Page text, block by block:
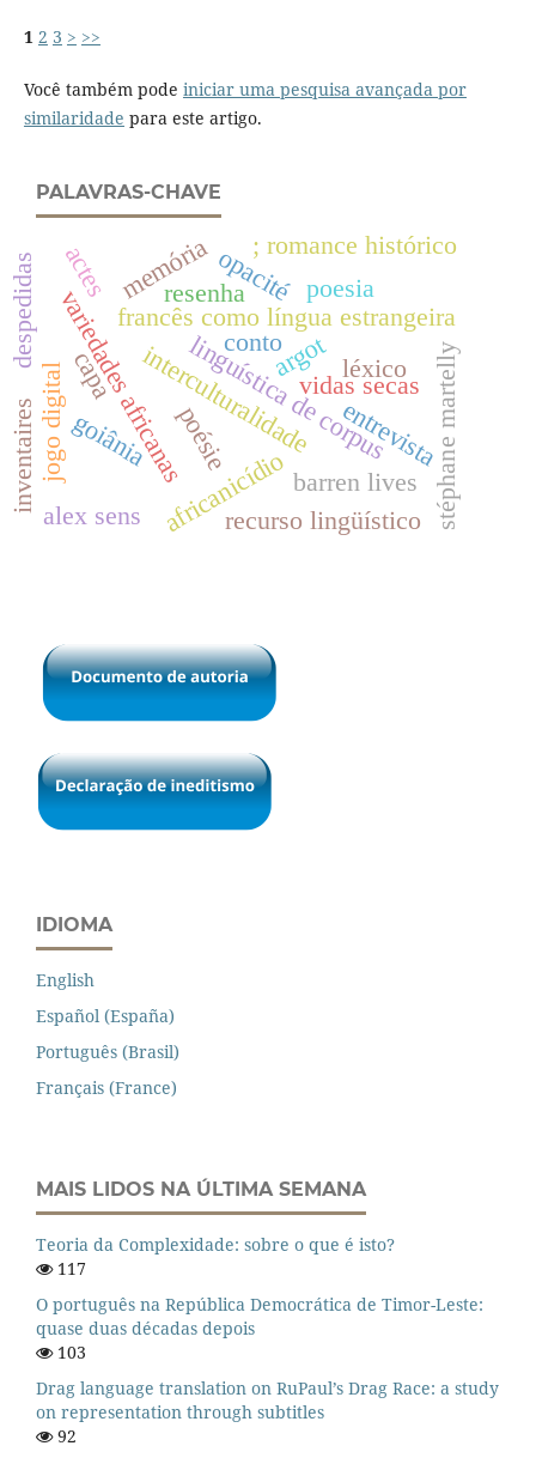
1 2 3 > >>
Você também pode iniciar uma pesquisa avançada por
similaridade para este artigo.
PALAVRAS-CHAVE
francês como língua estrangeira
interculturalidade
variedades africanas
africanicídio
goiânia linguística de corpus
vidas secas
barren lives
resenha
jogo digital
despedidas
entrevistastéphane martelly
inventaires poésie
opacité
argot léxico
recurso lingüístico
poesia
capa
memória ; romance histórico
alex sens
conto
actes
IDIOMA
English
Español (España)
Português (Brasil)
Français (France)
MAIS LIDOS NA ÚLTIMA SEMANA
Teoria da Complexidade: sobre o que é isto?
117
O português na República Democrática de Timor-Leste:
quase duas décadas depois
103
Drag language translation on RuPaul’s Drag Race: a study
on representation through subtitles
92